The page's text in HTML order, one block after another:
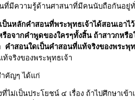
นที่มีความรู้ด้านศาสนาที่มีคนนับถือกันอยู่
หลักคำสอนที่พระพุทธเจ้าได้สอนเอา
อจากคำพูดของใครๆทั้งสิ้น ถ้าสาวกห
ำสอนใดเป็นคำสอนที่แท้จริงของพระพุท
จริงของพระพุทธเจ้า
คัญๆ ได้แก่
เป็นประโยชน์ ๔ เรื่อง ถ้าไปศึกษาเข้